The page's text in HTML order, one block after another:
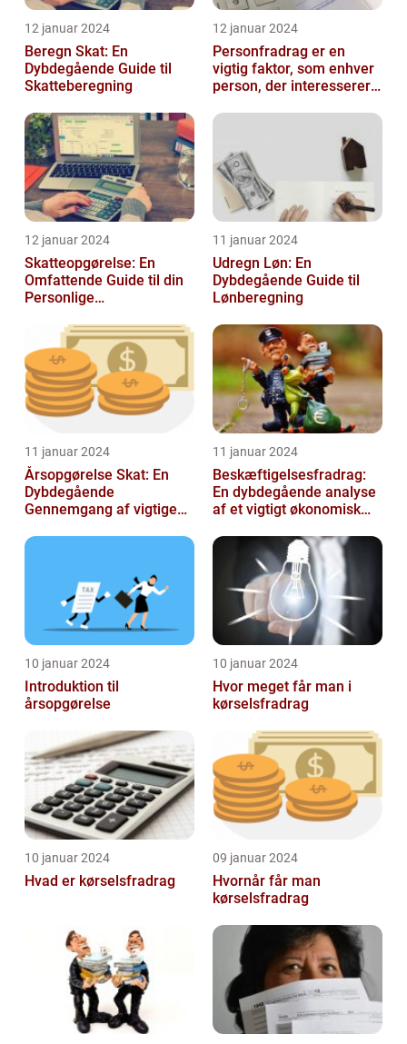
12 januar 2024
Beregn Skat: En
Dybdegående Guide til
Skatteberegning
12 januar 2024
Personfradrag er en
vigtig faktor, som enhver
person, der interesserer
personlig ...
12 januar 2024
Skatteopgørelse: En
Omfattende Guide til din
Personlige
11 januar 2024
Udregn Løn: En
Dybdegående Guide til
Lønberegning
11 januar 2024
Årsopgørelse Skat: En
Dybdegående
Gennemgang af vigtige
finansfolk
11 januar 2024
Beskæftigelsesfradrag:
En dybdegående analyse
af et vigtigt økonomisk
finansf...
10 januar 2024
Introduktion til
årsopgørelse
10 januar 2024
Hvor meget får man i
kørselsfradrag
10 januar 2024
Hvad er kørselsfradrag
09 januar 2024
Hvornår får man
kørselsfradrag